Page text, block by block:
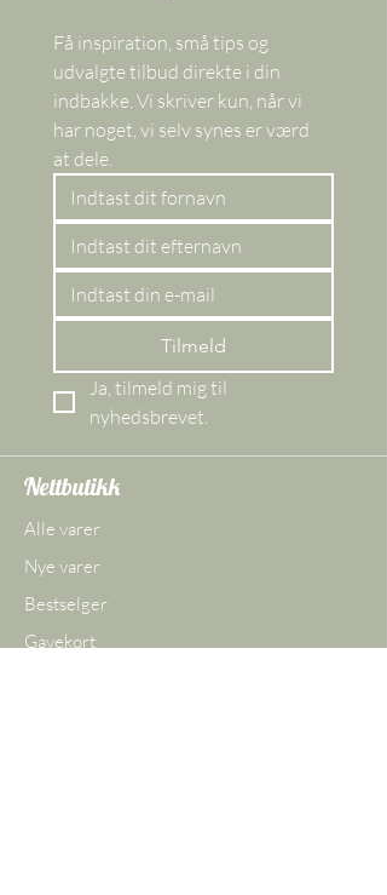
Få inspiration, små tips og
udvalgte tilbud direkte i din
indbakke. Vi skriver kun, når vi
har noget, vi selv synes er værd
Tilmeld
Ja, tilmeld mig til
nyhedsbrevet.
Nettbutikk
Alle varer
Nye varer
Bestselger
Gavekort